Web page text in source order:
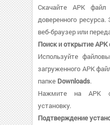
Скачайте APK
доверенного
веб-браузер или
Поиск и открытие APK
Используйте
загруженного APK
папке Downloads.
Нажмите на APK
установку.
Подтверждение